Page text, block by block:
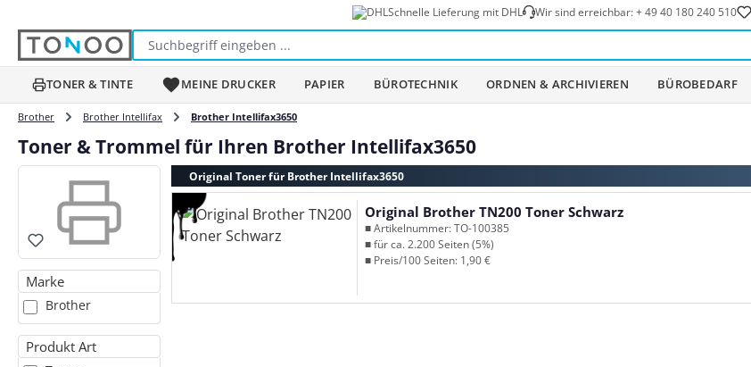
Schnelle Lieferung mit DHL Wir sind erreichbar:+ 49 40 180 240 510
TONER & TINTE MEINE DRUCKER PAPIER BÜROTECHNIK ORDNEN & ARCHIVIEREN BÜROBEDARF
Brother Brother Intellifax Brother Intellifax3650
Toner & Trommel für Ihren Brother Intellifax3650
Marke
Brother
Produkt Art
Original Toner für Brother Intellifax3650
Original Brother TN200 Toner Schwarz
■ Artikelnummer: TO-100385
■ für ca. 2.200 Seiten (5%)
■ Preis/100 Seiten: 1,90 €